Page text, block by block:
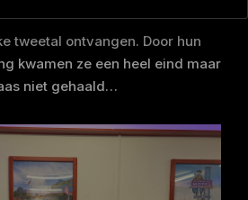
tweetal ontvangen. Door hun
kwamen ze een heel eind maar
niet gehaald…